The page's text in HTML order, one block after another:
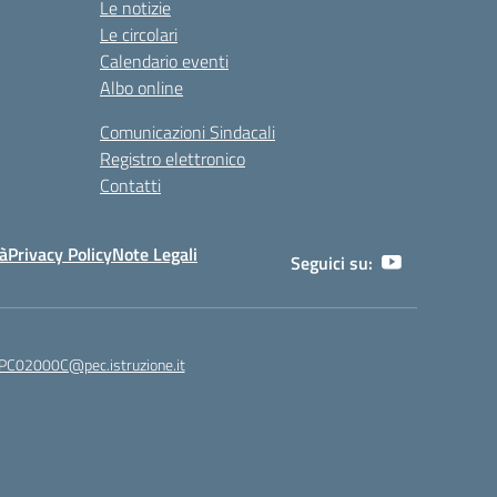
Le notizie
Le circolari
Calendario eventi
Albo online
Comunicazioni Sindacali
Registro elettronico
Contatti
Privacy PolicyNote Legali Seguici su: